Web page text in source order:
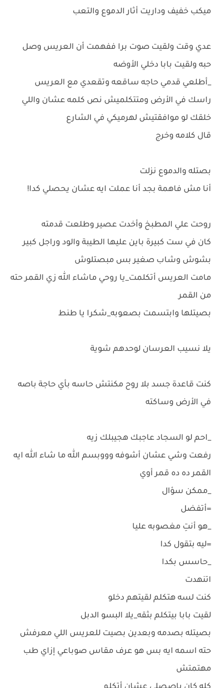
ميكب خفيف وداريت أثار الدموع والتعب
عدي وقت ولقيت صوت برا ففهمت أن العريس وصل
حبه ولقيت بابا دخلي الأوضه
_أطلعي قدمي حاجه ساقعه وتقعدي مع العريس
راسك في الأرض ومتتكلميش نص كلمه عشان واللي
خلقك لو موافقتيش لهرميكي في الشارع
قال كلامه وخرج
بصتله والدموع نزلت
أنا مش فاهمة بجد أنا عملت ايه عشان يحصلي كدا!
روحت علي المطبخ وأخدت عصير وطلعت قدمته
كان في ست كبيرة باين عليها الطيبة والود وراجل كبير
بشوش وشاب صغير بس مبصتلوش
مامت العريس أتكلمت_يا روحي ماشاء الله زي القمر حته
من القمر
بصيتلها وابتسمت بصعوبه_شكرا يا طنط
يلا نسيب العرسان لوحدهم شوية
كنت قاعدة جسد بلا روح مكنتش حاسه بأي حاجة باصه
في الأرض وساكته
_احم لو السجاد عاجبك هجيبلك زيه
رفعت وشي عشان أشوفه وووبسم الله ما شاء الله ايه
القمر ده ده قمر أوي
_ممكن سؤال
=أتفضل
_هو أنتِ مغصوبه عليا
=ليه بتقول كدا
_حاسس بكدا
اتنهدت
كنت لسه هتكلم لقيتهم دخلو
لقيت بابا بيتكلم بثقه_يلا البسو الدبل
بصيتله بصدمه وبعدين بصيت للعريس اللي معرفش
حته اسمه ايه بس هو عرف مقاس صوباعي إزاي طب
مهتمتش